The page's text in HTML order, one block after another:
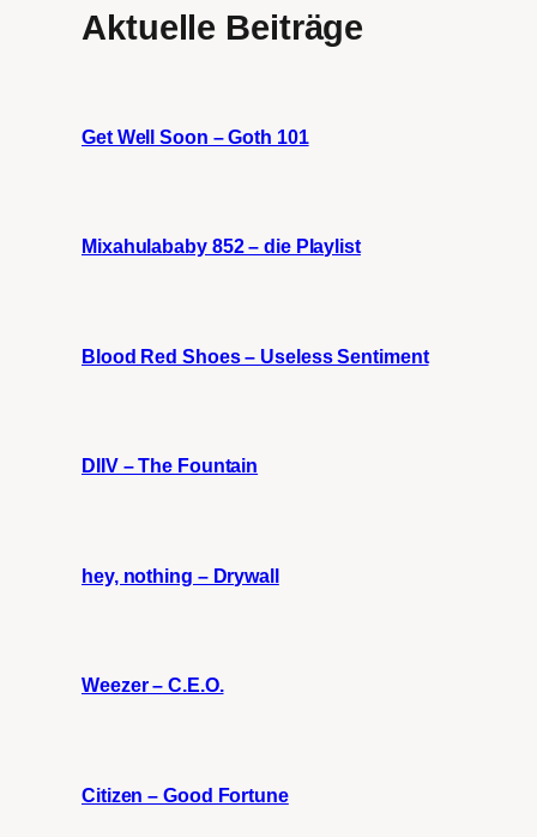
Aktuelle Beiträge
Get Well Soon – Goth 101
Mixahulababy 852 – die Playlist
Blood Red Shoes – Useless Sentiment
DIIV – The Fountain
hey, nothing – Drywall
Weezer – C.E.O.
Citizen – Good Fortune